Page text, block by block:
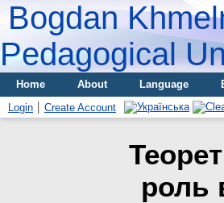
Bogdan
Pedagogical
Home About Language
Login
Create Account
роль